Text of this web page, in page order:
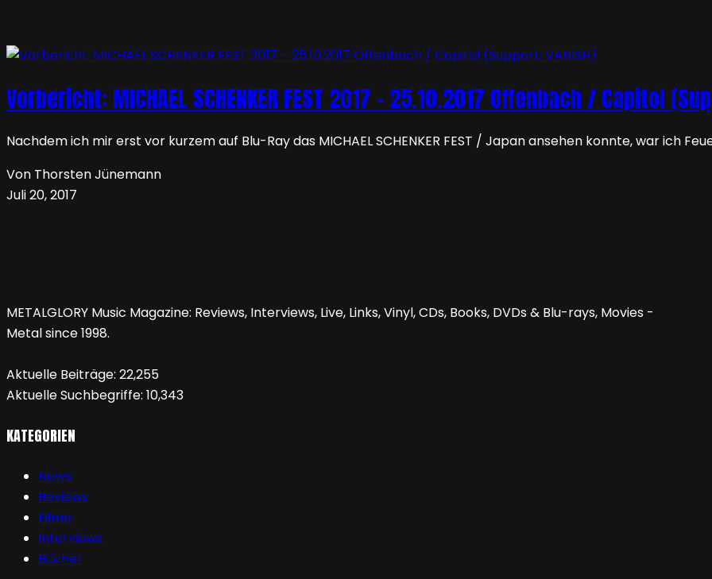
Vorbericht: MICHAEL SCHENKER FEST 2017 – 25.10.2017 Offenbach / Capitol
Nachdem ich mir erst vor kurzem auf Blu-Ray das MICHAEL SCHENKER FEST / Japan ansehen konnte, war ich
Von Thorsten Jünemann
Juli 20, 2017
METALGLORY Music Magazine: Reviews, Interviews, Live, Links, Vinyl, CDs, Books, DVDs & Blu-rays, Movies -
Metal since 1998.
Aktuelle Beiträge: 22,255
Aktuelle Suchbegriffe: 10,343
KATEGORIEN
News
Reviews
Filme
Interviews
Bücher